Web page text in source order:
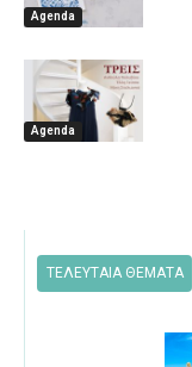
Agenda
Agenda
ΤΕΛΕΥΤΑΙΑ ΘΕΜΑΤΑ